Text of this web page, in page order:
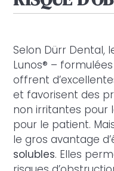
Selon Dürr Dental,
Lunos® –
offrent
et favorisent des
non irritantes pour
pour le patient.
le gros avantage
solubles. Elles